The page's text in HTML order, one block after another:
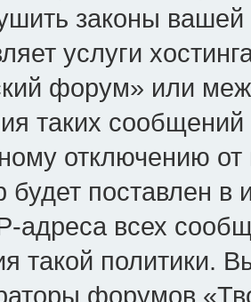
законы
услуги
форум» или
таких
отключению
будет поставлен в
адреса всех
такой политики.
форумов